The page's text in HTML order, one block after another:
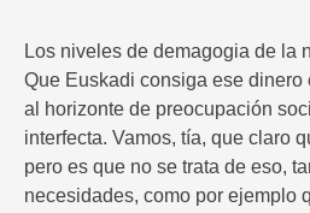
Los niveles de demagogia de la
Que Euskadi consiga ese dinero
al horizonte de preocupación
interfecta. Vamos, tía, que claro
pero es que no se trata de eso,
necesidades, como por ejemplo